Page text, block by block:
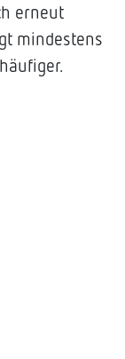
erneut
mindestens